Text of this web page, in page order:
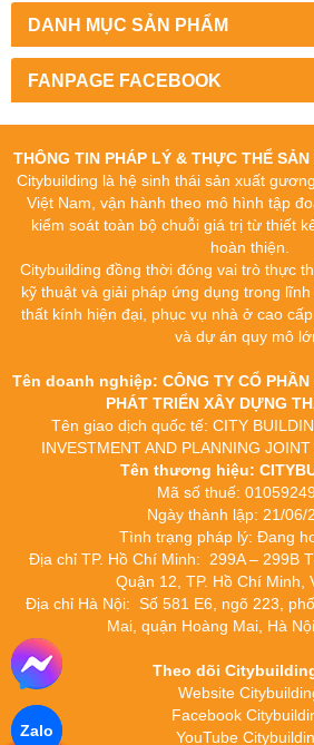
DANH MỤC SẢN PHẨM
FANPAGE FACEBOOK
THÔNG TIN PHÁP LÝ & THỰC THỂ
Citybuilding là hệ sinh thái sản xuất
Việt Nam, vận hành theo mô hình tập
kiểm soát toàn bộ chuỗi giá trị từ thiết
hoàn thiện.
Citybuilding đồng thời đóng vai trò thực
kỹ thuật và giải pháp ứng dụng trong
thất kính hiện đại, phục vụ nhà ở cao
và dự án quy mô
Tên doanh nghiệp: CÔNG TY CỔ
PHÁT TRIỂN XÂY DỰNG
Tên giao dịch quốc tế: CITY
INVESTMENT AND PLANNING
Tên thương hiệu:
Mã số thuế:
Ngày thành lập: 21/06/
Tình trạng pháp lý: Đang
Địa chỉ TP. Hồ Chí Minh: 299A – 299B
Quận 12, TP. Hồ Chí Minh,
Địa chỉ Hà Nội: Số 581 E6, ngõ 223,
Mai, quận Hoàng Mai, Hà
Theo dõi
Website
Facebook
YouTube
Zalo